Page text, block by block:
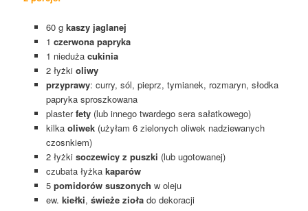
60 g kaszy jaglanej
1 czerwona papryka
1 nieduża cukinia
2 łyżkioliwy
przyprawy: curry, sól, pieprz, tymianek, rozmaryn, słodka
papryka sproszkowana
plasterfety(lub innego twardego sera sałatkowego)
kilka oliwek(użyłam 6 zielonych oliwek nadziewanych
czosnkiem)
2 łyżki soczewicy z puszki (lub ugotowanej)
czubata łyżkakaparów
5 pomidorów suszonych w oleju
ew. kiełki, świeże ziołado dekoracji